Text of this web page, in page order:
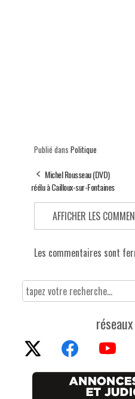
Publié dans Politique
Michel Rousseau (DVD)
réélu à Cailloux-sur-Fontaines
AFFICHER LES
Les commentaires sont